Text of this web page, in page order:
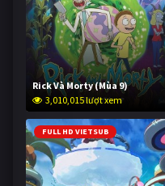
Rick Và Morty (Mùa 9)
3,010,015 lượt xem
FULL HD VIETSUB